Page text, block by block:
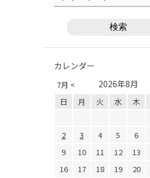
カレンダー
7月 < 2026年8月
日 月 火 水 木
2
3 4 5 6
9
10 11 12 13
16
17 18 19 20